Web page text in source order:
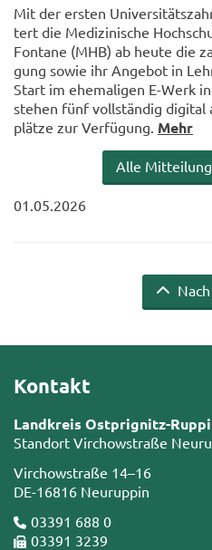
Mit der ers­ten
tert die Me­di­zi­ni­sche
Fon­ta­ne (MHB) ab heute die
gung sowie ihr An­ge­bot in
Start im ehe­ma­li­gen E-​Werk
ste­hen fünf voll­stän­dig
plät­ze zur Ver­fü­gung. Mehr
Alle
01.05.2026
Kontakt
Landkreis Ostprignitz-
Standort Virchowstraße
Virchowstraße 14–16
DE-16816 Neuruppin
03391 688 0
03391 3239